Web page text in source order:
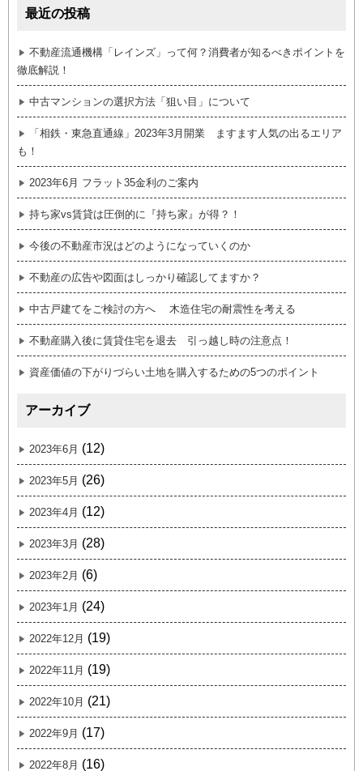
最近の投稿
不動産流通機構「レインズ」って何？消費者が知るべきポイントを
徹底解説！
中古マンションの選択方法「狙い目」について
「相鉄・東急直通線」2023年3月開業 ますます人気の出るエリア
も！
2023年6月 フラット35金利のご案内
持ち家vs賃貸は圧倒的に『持ち家』が得？！
今後の不動産市況はどのようになっていくのか
不動産の広告や図面はしっかり確認してますか？
中古戸建てをご検討の方へ 木造住宅の耐震性を考える
不動産購入後に賃貸住宅を退去 引っ越し時の注意点！
資産価値の下がりづらい土地を購入するための5つのポイント
アーカイブ
2023年6月 (12)
2023年5月 (26)
2023年4月 (12)
2023年3月 (28)
2023年2月 (6)
2023年1月 (24)
2022年12月 (19)
2022年11月 (19)
2022年10月 (21)
2022年9月 (17)
2022年8月 (16)